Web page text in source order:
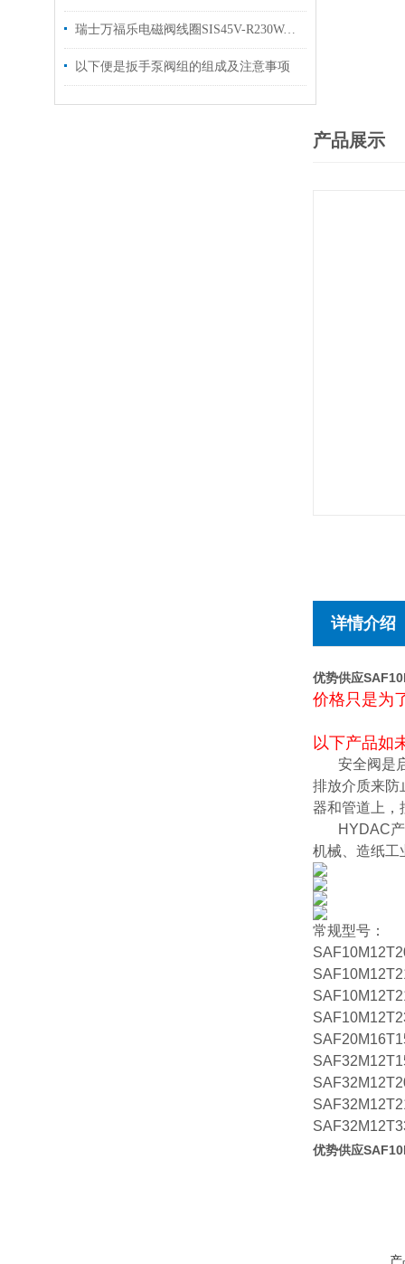
瑞士万福乐电磁阀线圈SIS45V-R230WANDFLUTH现货库存出售
以下便是扳手泵阀组的组成及注意事项
产品展示
详情介绍
优势供应
价格只是为
以下产品如
安全阀是
排放介质来防
器和管道上，
HYDAC产
机械、造纸工
常规型号：
优势供应